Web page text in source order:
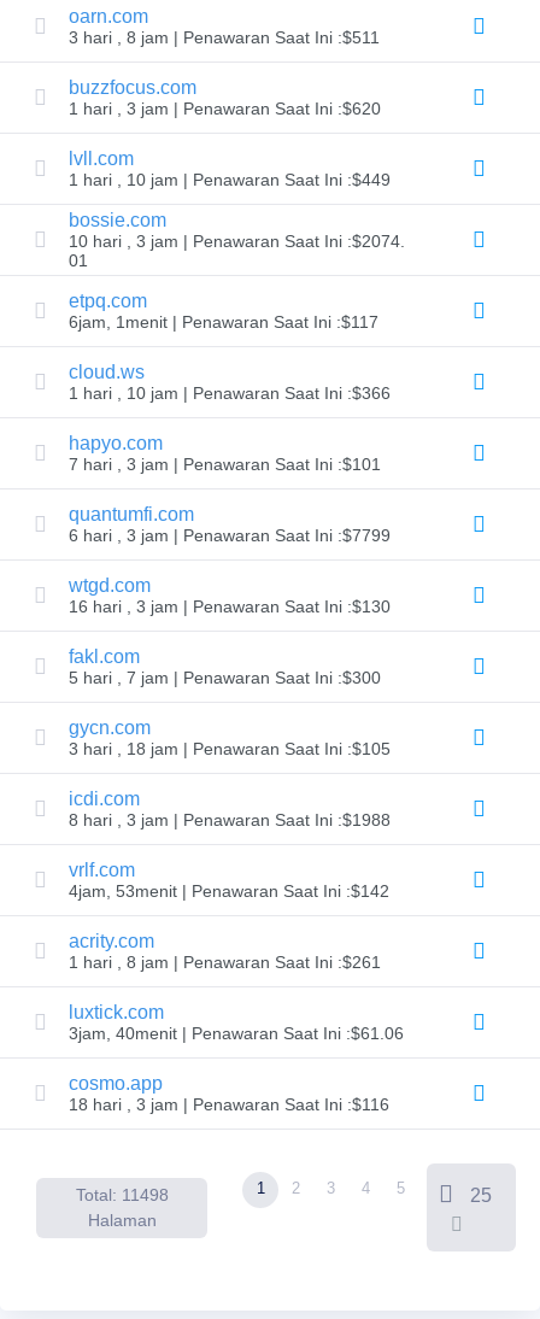
Alat
Pencarian
Whois
Penilaian
Domain
Alat
Saran
Penghapusan
Anugerah
Keamanan
Domain
Manajemen
Domain
API
pasar
sekunder
Portofolio
Pencarian
Aftermarket
Semua
Domain
Lelang
yang
Ranah
Lelang
Closeout
Berakhir
Pengguna
Daftar
Pengguna
Lelang
Pengguna
Lelang
Pengguna
Premium
Backorder
pesanan
tertunda
Aksi
Backorder
daya
Membeli
Domain
Penjualan
oarn.com
3 hari , 8 jam | Penawaran Saat Ini :$511
buzzfocus.com
1 hari , 3 jam | Penawaran Saat Ini :$620
lvll.com
1 hari , 10 jam | Penawaran Saat Ini :$449
bossie.com
10 hari , 3 jam | Penawaran Saat Ini :$2074.
01
etpq.com
6jam, 1menit | Penawaran Saat Ini :$117
cloud.ws
1 hari , 10 jam | Penawaran Saat Ini :$366
hapyo.com
7 hari , 3 jam | Penawaran Saat Ini :$101
quantumfi.com
6 hari , 3 jam | Penawaran Saat Ini :$7799
wtgd.com
16 hari , 3 jam | Penawaran Saat Ini :$130
fakl.com
5 hari , 7 jam | Penawaran Saat Ini :$300
gycn.com
3 hari , 18 jam | Penawaran Saat Ini :$105
icdi.com
8 hari , 3 jam | Penawaran Saat Ini :$1988
vrlf.com
4jam, 53menit | Penawaran Saat Ini :$142
acrity.com
1 hari , 8 jam | Penawaran Saat Ini :$261
luxtick.com
3jam, 40menit | Penawaran Saat Ini :$61.06
cosmo.app
18 hari , 3 jam | Penawaran Saat Ini :$116
Total: 11498
Halaman
1 2 3 4 5 25